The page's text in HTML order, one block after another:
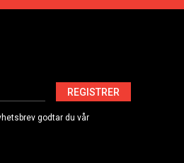
REGISTRER
godtar du vår